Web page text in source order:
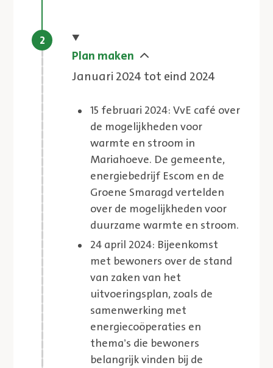
Huidige stap
Plan maken
Januari 2024 tot eind 2024
15 februari 2024: VvE café over
de mogelijkheden voor
warmte en stroom in
Mariahoeve. De gemeente,
energiebedrijf Escom en de
Groene Smaragd vertelden
over de mogelijkheden voor
duurzame warmte en stroom.
24 april 2024: Bijeenkomst
met bewoners over de stand
van zaken van het
uitvoeringsplan, zoals de
samenwerking met
energiecoöperaties en
thema’s die bewoners
belangrijk vinden bij de